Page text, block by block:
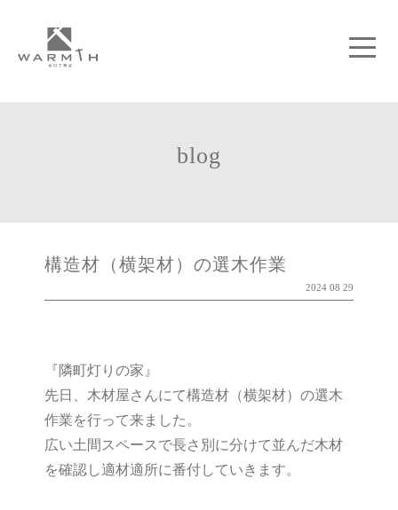
blog
構造材（横架材）の選木作業
2024 08 29
『隣町灯りの家』
先日、木材屋さんにて構造材（横架材）の選木
作業を行って来ました。
広い土間スペースで長さ別に分けて並んだ木材
を確認し適材適所に番付していきます。